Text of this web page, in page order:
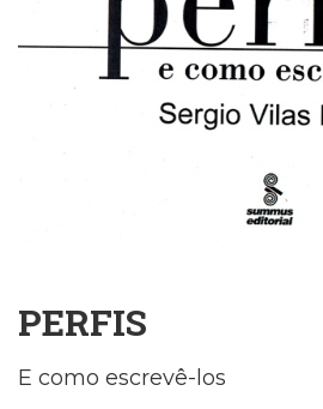
Cinema
(23)
Comportamento
(418)
Comunicação
Interior
(222)
Criatividade
PERFIS
E como escrevê-los